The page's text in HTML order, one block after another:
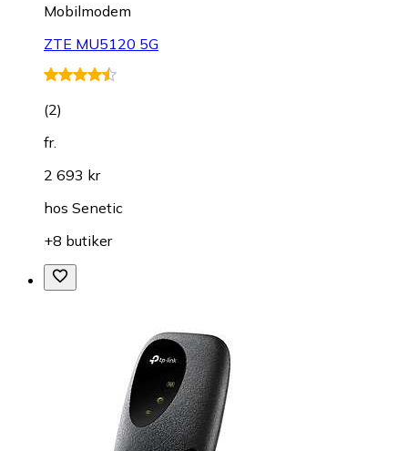
Mobilmodem
ZTE MU5120 5G
(2)
fr.
2 693 kr
hos Senetic
+8 butiker